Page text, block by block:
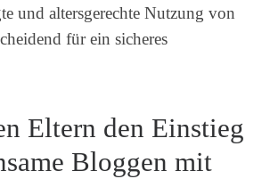
und altersgerechte Nutzung von
für ein sicheres
Eltern den Einstieg
Bloggen mit